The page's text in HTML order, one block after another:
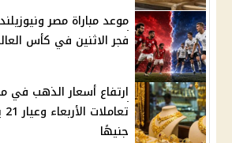
موعد مباراة مصر
فجر الاثنين في كأس العالم
ارتفاع أسعار الذهب في
جنيهًا